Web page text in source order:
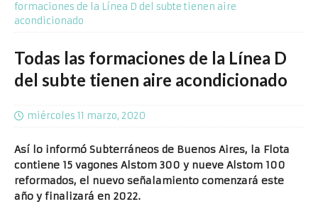
formaciones de la Línea D del subte tienen aire
acondicionado
Todas las formaciones de la Línea D
del subte tienen aire acondicionado
miércoles 11 marzo, 2020
Así lo informó Subterráneos de Buenos Aires, la Flota
contiene 15 vagones Alstom 300 y nueve Alstom 100
reformados, el nuevo señalamiento comenzará este
año y finalizará en 2022.